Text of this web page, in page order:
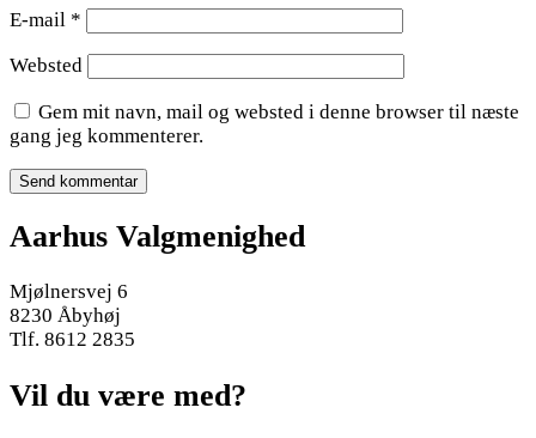
E-mail *
Websted
Gem mit navn, mail og websted i denne browser til næste
gang jeg kommenterer.
Aarhus Valgmenighed
Mjølnersvej 6
8230 Åbyhøj
Tlf. 8612 2835
Vil du være med?